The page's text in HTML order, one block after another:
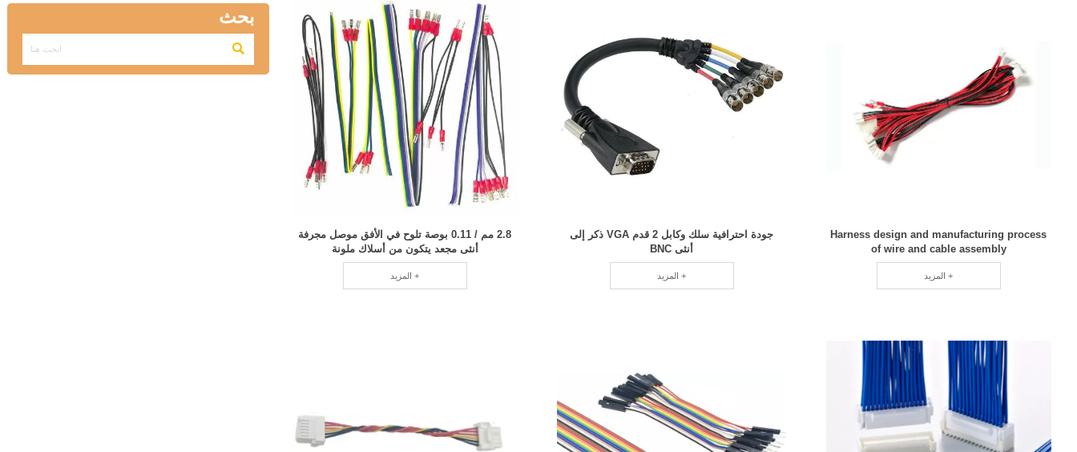
بحث

2.8 مم / 0.11 بوصة تلوح في الأفق موصل مجرفة
أنثى مجعد يتكون من أسلاك ملونة
المزيد +
جودة احترافية سلك وكابل 2 قدم VGA ذكر إلى
أنثى BNC
المزيد +
Harness design and manufacturing process
of wire and cable assembly
المزيد +